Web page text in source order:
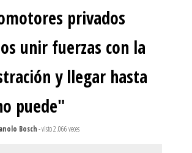
privados
unir fuerzas con la
y llegar hasta
puede"
Bosch- visto 2.066 veces